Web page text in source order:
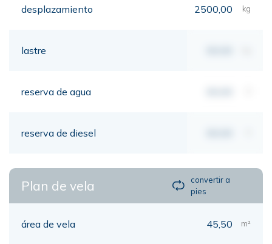
desplazamiento 2500,00 kg
lastre
reserva de agua
reserva de diesel
Plan de vela
convertir a
pies
área de vela 45,50 m²